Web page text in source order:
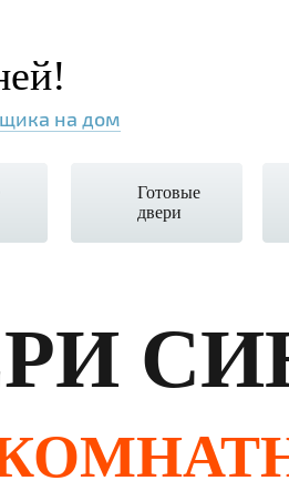
на дом
Готовые
двери